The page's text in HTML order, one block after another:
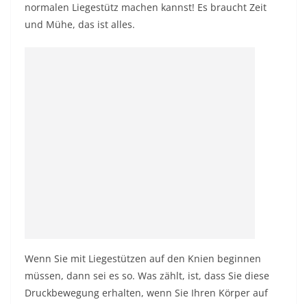
normalen Liegestütz machen kannst! Es braucht Zeit
und Mühe, das ist alles.
Wenn Sie mit Liegestützen auf den Knien beginnen
müssen, dann sei es so. Was zählt, ist, dass Sie diese
Druckbewegung erhalten, wenn Sie Ihren Körper auf